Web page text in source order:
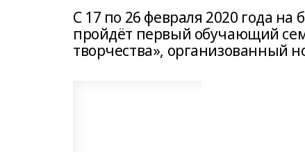
С 17 по 26 февраля 2020 года
пройдёт первый обучающий
творчества», организованный